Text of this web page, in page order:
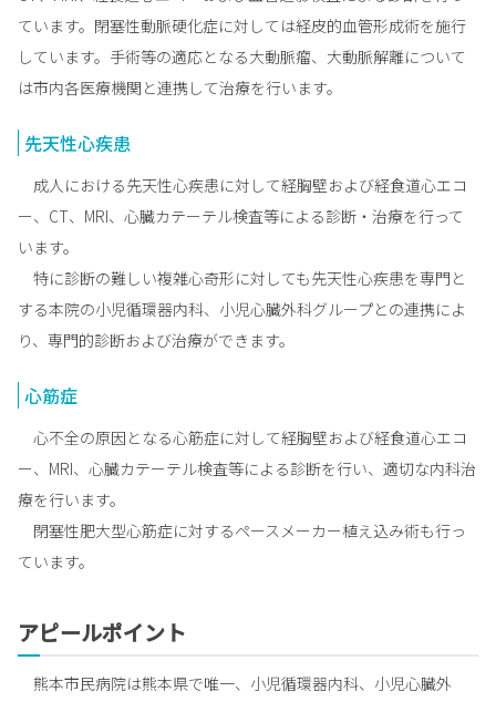
ています。閉塞性動脈硬化症に対しては経皮的血管形成術を施行
しています。手術等の適応となる大動脈瘤、大動脈解離について
は市内各医療機関と連携して治療を行います。
先天性心疾患
成人における先天性心疾患に対して経胸壁および経食道心エコ
ー、CT、MRI、心臓カテーテル検査等による診断・治療を行って
います。
特に診断の難しい複雑心奇形に対しても先天性心疾患を専門と
する本院の小児循環器内科、小児心臓外科グループとの連携によ
り、専門的診断および治療ができます。
心筋症
心不全の原因となる心筋症に対して経胸壁および経食道心エコ
ー、MRI、心臓カテーテル検査等による診断を行い、適切な内科治
療を行います。
閉塞性肥大型心筋症に対するペースメーカー植え込み術も行っ
ています。
アピールポイント
熊本市民病院は熊本県で唯一、小児循環器内科、小児心臓外